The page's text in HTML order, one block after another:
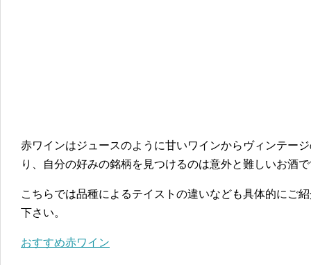
赤ワインはジュースのように甘いワインからヴィンテー
り、自分の好みの銘柄を見つけるのは意外と難しいお酒
こちらでは品種によるテイストの違いなども具体的にご
下さい。
おすすめ赤ワイン